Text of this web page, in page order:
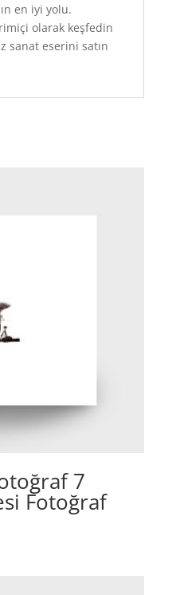
en iyi yolu.
olarak keşfedin
sanat eserini satın
7
Fotoğraf